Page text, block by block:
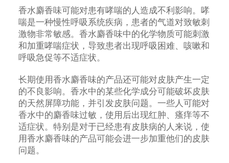
香水麝香味可能对患有哮喘的人造成不利影响。哮
喘是一种慢性呼吸系统疾病，患者的气道对致敏刺
激物非常敏感。香水麝香味中的化学物质可能刺激
和加重哮喘症状，导致患者出现呼吸困难、咳嗽和
呼吸急促等不适症状。
长期使用香水麝香味的产品还可能对皮肤产生一定
的不良影响。香水中的某些化学成分可能破坏皮肤
的天然屏障功能，并引发皮肤问题。一些人可能对
香水中的麝香味过敏，使用后出现红肿、瘙痒等不
适症状。特别是对于已经患有皮肤病的人来说，使
用香水麝香味的产品可能会进一步加重他们的皮肤
问题。